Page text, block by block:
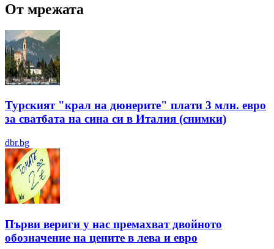
От мрежата
Турският "крал на дюнерите" плати 3 млн. евро
за сватбата на сина си в Италия (снимки)
dbr.bg
Първи вериги у нас премахват двойното
обозначение на цените в лева и евро